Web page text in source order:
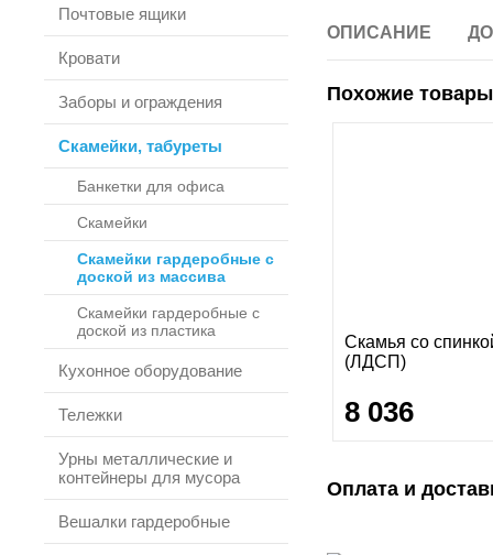
Почтовые ящики
Кровати
Заборы и ограждения
Скамейки, табуреты
Банкетки для офиса
Скамейки
Скамейки гардеробные с
доской из массива
Скамейки гардеробные с
доской из пластика
Кухонное оборудование
Тележки
Урны металлические и
контейнеры для мусора
Вешалки гардеробные
ОПИСАНИЕ
Похожие
Скамья со
(ЛДСП)
8 036
Оплата и